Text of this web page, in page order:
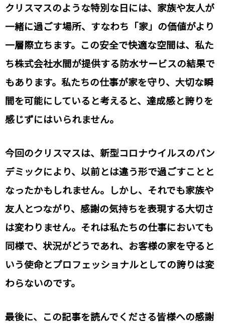
クリスマスのような特別な日には、家族や友人が
一緒に過ごす場所、すなわち「家」の価値がより
一層際立ちます。この安全で快適な空間は、私た
ち株式会社水間が提供する防水サービスの結果で
もあります。私たちの仕事が家を守り、大切な瞬
間を可能にしていると考えると、達成感と誇りを
感じずにはいられません。
今回のクリスマスは、新型コロナウイルスのパン
デミックにより、以前とは違う形で過ごすことと
なったかもしれません。しかし、それでも家族や
友人とつながり、感謝の気持ちを表現する大切さ
は変わりません。それは私たちの仕事においても
同様で、状況がどうであれ、お客様の家を守ると
いう使命とプロフェッショナルとしての誇りは変
わらないのです。
最後に、この記事を読んでくださる皆様への感謝